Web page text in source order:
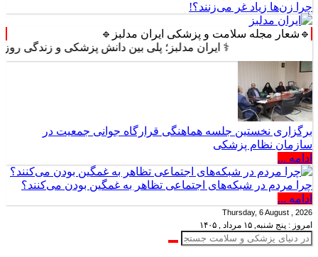
چرا زن‌ها زیاد غر می‌زنند؟!
🔹شعار مجله سلامت و پزشکی ایران مدلبز🔹
⚕️ ایران مدلبز؛ پلی بین دانش پزشکی و زندگی روزمره ⚕️
برگزاری نخستین جلسه هماهنگی قرارگاه جوانی جمعیت در
سازمان نظام پزشکی
ادامه ...
چرا مردم در شبکه‌های اجتماعی تظاهر به غمگین بودن می‌کنند؟
ادامه ...
Thursday, 6 August , 2026
امروز : پنج شنبه, ۱۵ مرداد , ۱۴۰۵